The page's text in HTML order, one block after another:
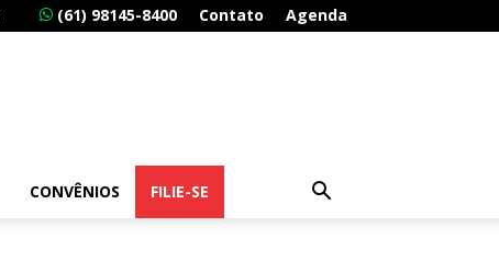
(61) 98145-8400 Contato Agenda
CONVÊNIOS FILIE-SE